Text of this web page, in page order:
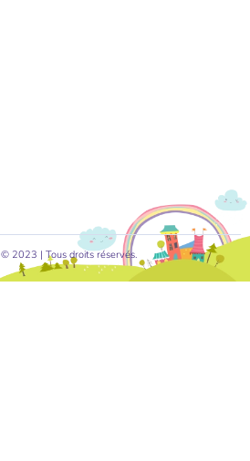
2023 | Tous droits réservés.